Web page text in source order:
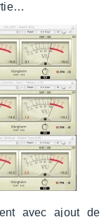
avec ajout de